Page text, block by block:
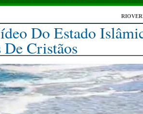
Do Estado
De Cristãos